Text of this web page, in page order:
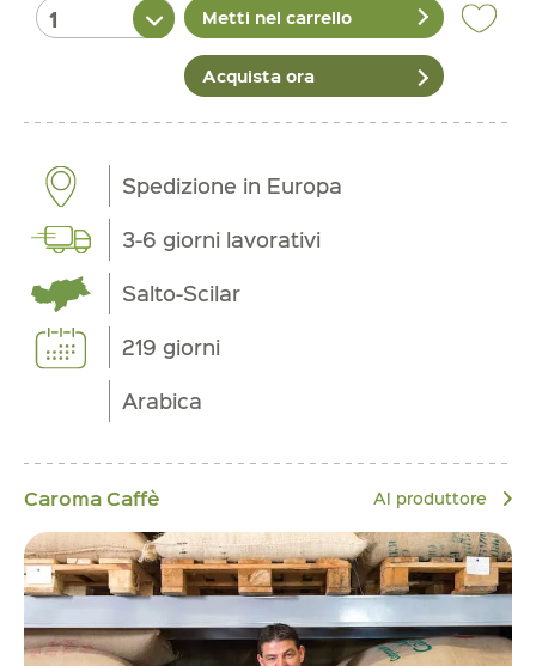
Metti nel carrello
Acquista ora
Spedizione in Europa
3-6 giorni lavorativi
Salto-Scilar
219 giorni
Arabica
Caroma Caffè Al produttore